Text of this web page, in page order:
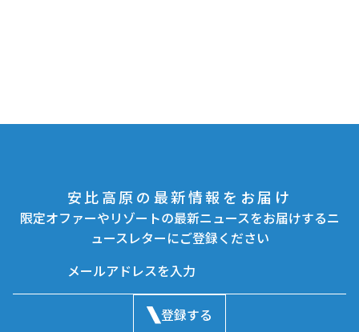
安比高原の最新情報をお届け
限定オファーやリゾートの最新ニュースをお届けするニ
ュースレターにご登録ください
登録する